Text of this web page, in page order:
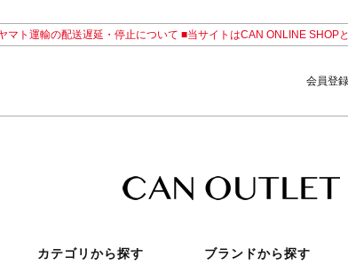
マト運輸の配送遅延・停止について ■当サイトはCAN ONLINE SHOP
会員登録
カテゴリから探す ブランドから探す